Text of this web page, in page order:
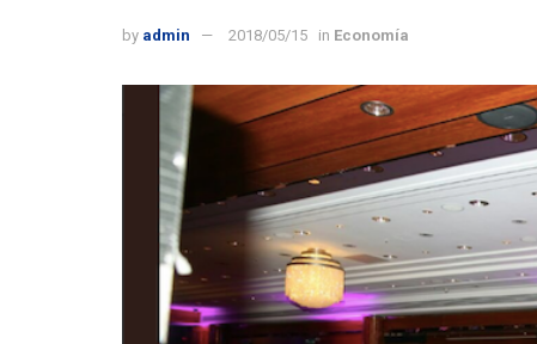
by admin 2018/05/15 in Economía